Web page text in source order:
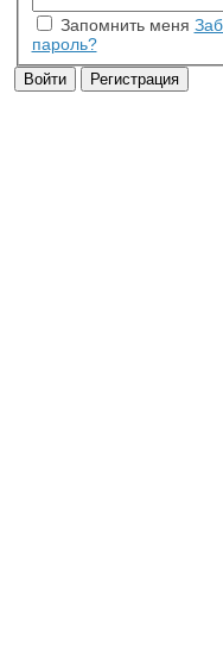
Запомнить меня
пароль?